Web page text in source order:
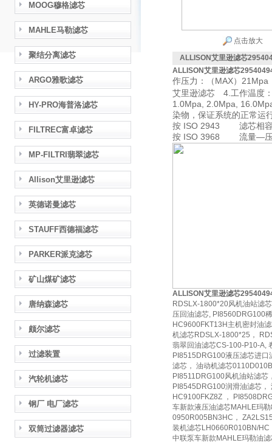
MOOG穆格滤芯
MAHLE马勒滤芯
聚结分离滤芯
ARGO雅歌滤芯
HY-PRO海普洛滤芯
FILTREC富卓滤芯
MP-FILTRI翡翠滤芯
Allison艾里逊滤芯
英德诺曼滤芯
STAUFF西德福滤芯
PARKER派克滤芯
矿山煤矿滤芯
唐纳森滤芯
颇尔滤芯
过滤装置
汽轮机滤芯
钢厂 电厂滤芯
双筒过滤器滤芯
点击放大
ALLISON艾里逊滤芯
ALLISON艾里逊滤芯
作压力：（ MAX） 21Mpa
艾里逊滤芯 4. 工作温度
1.0Mpa, 2.0Mpa,
染物，保证系统的正
按 ISO 2943
滤芯相容
按 ISO 3968 流量—
ALLISON艾里逊滤芯
RDSLX-1800*20风机油站滤
压回油滤芯, PI8560DRG100
HC9600FKT13H主机密封油
机滤芯RDSLX-1800*25，
翡翠回油滤芯CS-100-P10-A,
PI8515DRG100液压滤芯进
滤芯， 油动机滤芯
PI8511DRG100风机油站滤
PI8545DRG100润滑油滤芯
HC9100FKZ8Z ，
车新款液压油滤芯MAHLE玛
0950R005BN3HC，
装机滤芯LH0660R010BN/HC
中联泵车新款MAHLE玛勒油